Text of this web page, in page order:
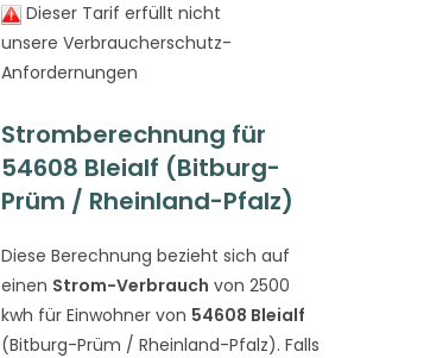
Dieser Tarif erfüllt nicht
unsere Verbraucherschutz-
Anfordernungen
Stromberechnung für
54608 Bleialf (Bitburg-
Prüm / Rheinland-Pfalz)
Diese Berechnung bezieht sich auf
einen Strom-Verbrauch von 2500
kwh für Einwohner von 54608 Bleialf
(Bitburg-Prüm / Rheinland-Pfalz). Falls